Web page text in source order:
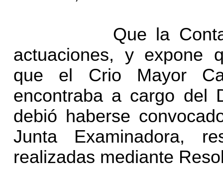
Que la Contadora
actuaciones, y expone
que el Crio Mayor
encontraba a cargo del
debió haberse
Junta Examinadora,
realizadas mediante